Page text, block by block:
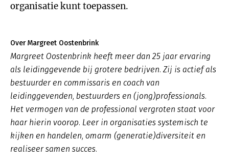
organisatie kunt toepassen.
Over Margreet Oostenbrink
Margreet Oostenbrink heeft meer dan 25 jaar ervaring
als leidinggevende bij grotere bedrijven. Zij is actief als
bestuurder en commissaris en coach van
leidinggevenden, bestuurders en (jong)professionals.
Het vermogen van de professional vergroten staat voor
haar hierin voorop. Leer in organisaties systemisch te
kijken en handelen, omarm (generatie)diversiteit en
realiseer samen succes.